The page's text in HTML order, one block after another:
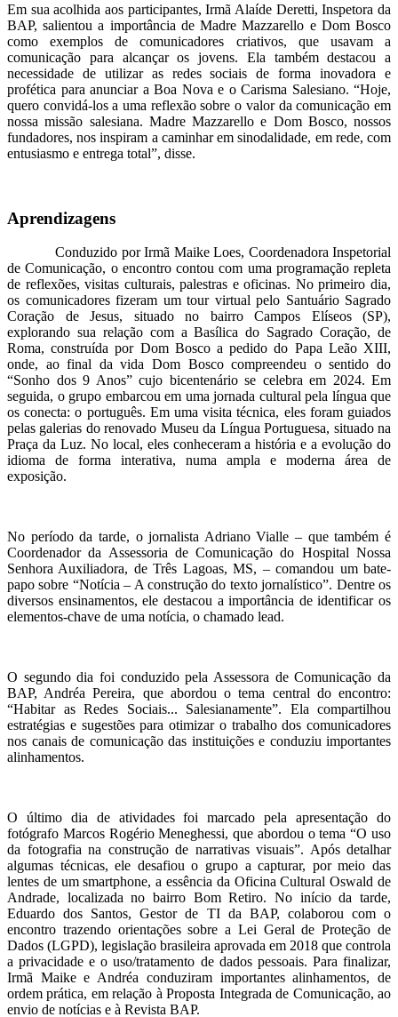
Em sua acolhida aos participantes, Irmã Alaíde Deretti, Inspetora da
BAP, salientou a importância de Madre Mazzarello e Dom Bosco
como exemplos de comunicadores criativos, que usavam a
comunicação para alcançar os jovens. Ela também destacou a
necessidade de utilizar as redes sociais de forma inovadora e
profética para anunciar a Boa Nova e o Carisma Salesiano. “Hoje,
quero convidá-los a uma reflexão sobre o valor da comunicação em
nossa missão salesiana. Madre Mazzarello e Dom Bosco, nossos
fundadores, nos inspiram a caminhar em sinodalidade, em rede, com
entusiasmo e entrega total”, disse.
Aprendizagens
Conduzido por Irmã Maike Loes, Coordenadora Inspetorial
de Comunicação, o encontro contou com uma programação repleta
de reflexões, visitas culturais, palestras e oficinas. No primeiro dia,
os comunicadores fizeram um tour virtual pelo Santuário Sagrado
Coração de Jesus, situado no bairro Campos Elíseos (SP),
explorando sua relação com a Basílica do Sagrado Coração, de
Roma, construída por Dom Bosco a pedido do Papa Leão XIII,
onde, ao final da vida Dom Bosco compreendeu o sentido do
“Sonho dos 9 Anos” cujo bicentenário se celebra em 2024. Em
seguida, o grupo embarcou em uma jornada cultural pela língua que
os conecta: o português. Em uma visita técnica, eles foram guiados
pelas galerias do renovado Museu da Língua Portuguesa, situado na
Praça da Luz. No local, eles conheceram a história e a evolução do
idioma de forma interativa, numa ampla e moderna área de
exposição.
No período da tarde, o jornalista Adriano Vialle – que também é
Coordenador da Assessoria de Comunicação do Hospital Nossa
Senhora Auxiliadora, de Três Lagoas, MS, – comandou um bate-
papo sobre “Notícia – A construção do texto jornalístico”. Dentre os
diversos ensinamentos, ele destacou a importância de identificar os
elementos-chave de uma notícia, o chamado lead.
O segundo dia foi conduzido pela Assessora de Comunicação da
BAP, Andréa Pereira, que abordou o tema central do encontro:
“Habitar as Redes Sociais... Salesianamente”. Ela compartilhou
estratégias e sugestões para otimizar o trabalho dos comunicadores
nos canais de comunicação das instituições e conduziu importantes
alinhamentos.
O último dia de atividades foi marcado pela apresentação do
fotógrafo Marcos Rogério Meneghessi, que abordou o tema “O uso
da fotografia na construção de narrativas visuais”. Após detalhar
algumas técnicas, ele desafiou o grupo a capturar, por meio das
lentes de um smartphone, a essência da Oficina Cultural Oswald de
Andrade, localizada no bairro Bom Retiro. No início da tarde,
Eduardo dos Santos, Gestor de TI da BAP, colaborou com o
encontro trazendo orientações sobre a Lei Geral de Proteção de
Dados (LGPD), legislação brasileira aprovada em 2018 que controla
a privacidade e o uso/tratamento de dados pessoais. Para finalizar,
Irmã Maike e Andréa conduziram importantes alinhamentos, de
ordem prática, em relação à Proposta Integrada de Comunicação, ao
envio de notícias e à Revista BAP.